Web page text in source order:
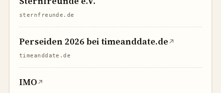
sternfreunde.de
Perseiden 2026 bei timeanddate.de ↗
timeanddate.de
IMO↗